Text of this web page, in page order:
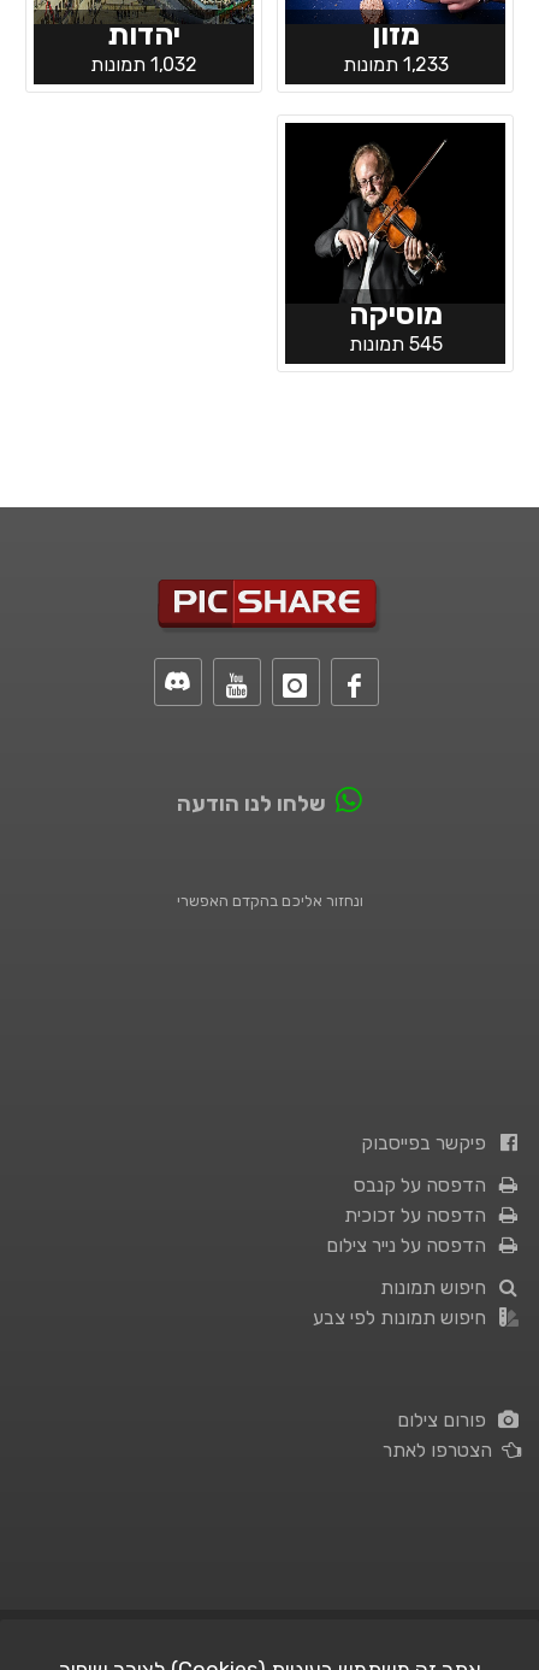
מזון
1,233 תמונות
יהדות
1,032 תמונות
מוסיקה
545 תמונות
שלחו לנו הודעה
ונחזור אליכם בהקדם האפשרי
פיקשר בפייסבוק
הדפסה על קנבס
הדפסה על זכוכית
הדפסה על נייר צילום
חיפוש תמונות
חיפוש תמונות לפי צבע
פורום צילום
הצטרפו לאתר